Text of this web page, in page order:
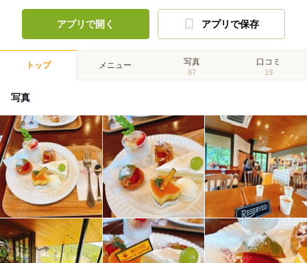
アプリで開く アプリで保存
トップ メニュー 写真
87
口コミ
19
写真